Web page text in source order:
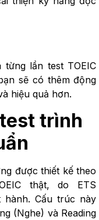
lần test TOEIC
sẽ có thêm động
hiệu quả hơn.
trình
được thiết kế theo
thật, do ETS
hành. Cấu trúc này
(Nghe) và Reading